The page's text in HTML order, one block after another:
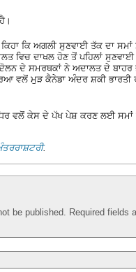
ਕਿ ਅਗਲੀ ਸੁਣਵਾਈ ਤੱਕ ਦਾ
ਵਿਚ ਦਾਖਲ ਹੋਣ ਤੋਂ ਪਹਿਲਾਂ
ਦੇ ਸਮਰਥਕਾਂ ਨੇ ਅਦਾਲਤ ਦੇ ਬਾਹਰ
ਵਲੋਂ ਮੁੜ ਕੈਨੇਡਾ ਅੰਦਰ ਸ਼ਕੀ
ਵਲੋਂ ਕੇਸ ਦੇ ਪੱਖ ਪੇਸ਼ ਕਰਣ ਲਈ
.
be published. Required fields